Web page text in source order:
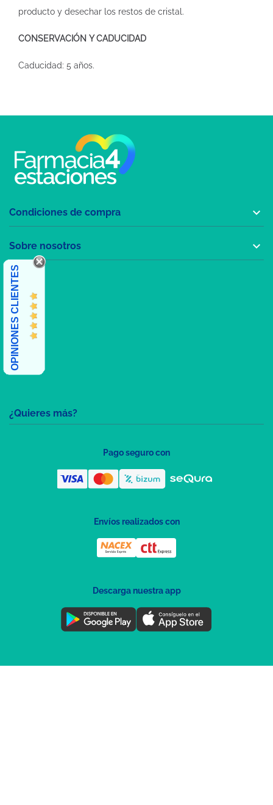
producto y desechar los restos de cristal.
CONSERVACIÓN Y CADUCIDAD
Caducidad: 5 años.
¿Quieres más?
Condiciones de compra 
Sobre nosotros 
OPINIONES CLIENTES
Pago seguro con
Envíos realizados con
Descarga nuestra app